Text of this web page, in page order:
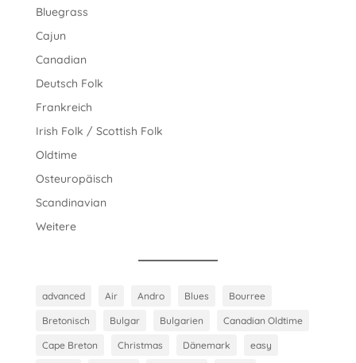
Bluegrass
Cajun
Canadian
Deutsch Folk
Frankreich
Irish Folk / Scottish Folk
Oldtime
Osteuropäisch
Scandinavian
Weitere
advanced Air Andro Blues Bourree
Bretonisch Bulgar Bulgarien Canadian Oldtime
Cape Breton Christmas Dänemark easy